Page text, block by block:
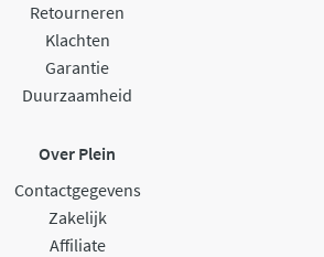
Retourneren
Klachten
Garantie
Duurzaamheid
Over Plein
Contactgegevens
Zakelijk
Affiliate